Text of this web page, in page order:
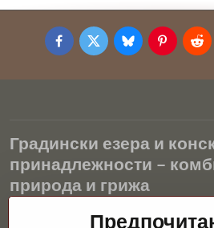
FacebookTwitterBlueskyPinterest
Градински езера и
принадлежности –
природа и грижа
Градинските езера са красиво